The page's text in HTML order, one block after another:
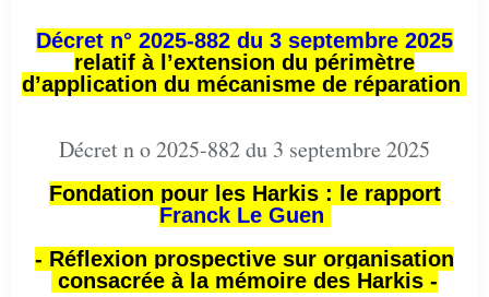
Décret n° 2025-882 du 3 septembre 2025
relatif à l’extension du périmètre
d’application du mécanisme de réparation
Décret n o 2025-882 du 3 septembre 2025
Fondation pour les Harkis : le rapport
Franck Le Guen
- Réflexion prospective sur organisation
consacrée à la mémoire des Harkis -